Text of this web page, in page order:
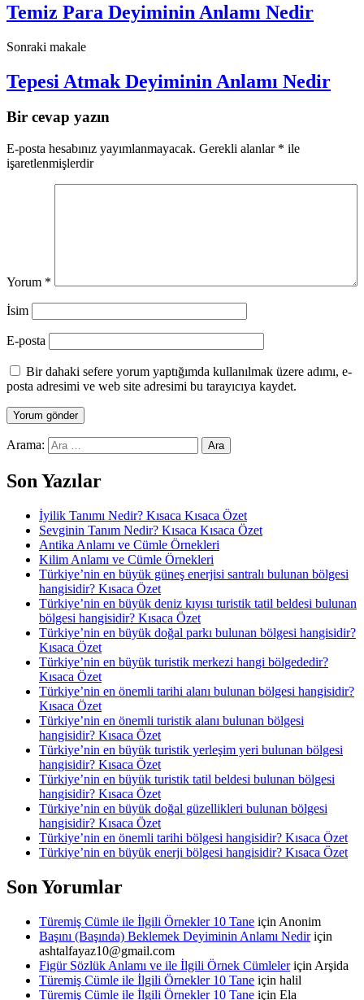
Temiz Para Deyiminin Anlamı Nedir
Sonraki makale
Tepesi Atmak Deyiminin Anlamı Nedir
Bir cevap yazın
E-posta hesabınız yayımlanmayacak. Gerekli alanlar * ile
işaretlenmişlerdir
Yorum *
İsim
E-posta
Bir dahaki sefere yorum yaptığımda kullanılmak üzere adımı, e-
posta adresimi ve web site adresimi bu tarayıcıya kaydet.
Arama:
Son Yazılar
İyilik Tanımı Nedir? Kısaca Kısaca Özet
Sevginin Tanım Nedir? Kısaca Kısaca Özet
Antika Anlamı ve Cümle Örnekleri
Kilim Anlamı ve Cümle Örnekleri
Türkiye’nin en büyük güneş enerjisi santralı bulunan bölgesi
hangisidir? Kısaca Özet
Türkiye’nin en büyük deniz kıyısı turistik tatil beldesi bulunan
bölgesi hangisidir? Kısaca Özet
Türkiye’nin en büyük doğal parkı bulunan bölgesi hangisidir?
Kısaca Özet
Türkiye’nin en büyük turistik merkezi hangi bölgededir?
Kısaca Özet
Türkiye’nin en önemli tarihi alanı bulunan bölgesi hangisidir?
Kısaca Özet
Türkiye’nin en önemli turistik alanı bulunan bölgesi
hangisidir? Kısaca Özet
Türkiye’nin en büyük turistik yerleşim yeri bulunan bölgesi
hangisidir? Kısaca Özet
Türkiye’nin en büyük turistik tatil beldesi bulunan bölgesi
hangisidir? Kısaca Özet
Türkiye’nin en büyük doğal güzellikleri bulunan bölgesi
hangisidir? Kısaca Özet
Türkiye’nin en önemli tarihi bölgesi hangisidir? Kısaca Özet
Türkiye’nin en büyük enerji bölgesi hangisidir? Kısaca Özet
Son Yorumlar
Türemiş Cümle ile İlgili Örnekler 10 Tane için Anonim
Başını (Başında) Beklemek Deyiminin Anlamı Nediriçin
ashtalfayaz10@gmail.com
Figür Sözlük Anlamı ve ile İlgili Örnek Cümleleriçin Arşida
Türemiş Cümle ile İlgili Örnekler 10 Tane için halil
Türemiş Cümle ile İlgili Örnekler 10 Tane için Ela